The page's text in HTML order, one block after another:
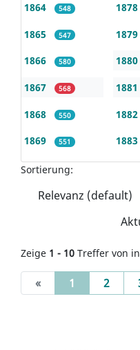
1864 548
1865 547
1866 580
1867 568
1868 550
1869 551
1878
1879
1880
1881
1882
1883
Sortierung:
Zeige 1 - 10 Treffer von
« 1 (current)
2